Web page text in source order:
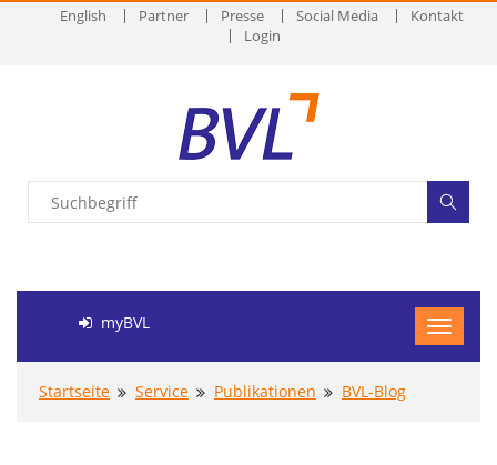
English Partner Presse Social Media
Kontakt
Login
myBVL
Startseite Service Publikationen BVL-Blog